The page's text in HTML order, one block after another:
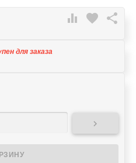
 favorite 
для заказа
